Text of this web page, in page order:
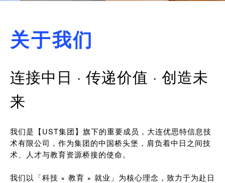
关于我们
连接中日 · 传递价值 · 创造未
来
我们是【UST集团】旗下的重要成员，大连优思特信息技
术有限公司，作为集团的中国桥头堡，肩负着中日之间技
术、人才与教育资源桥接的使命。
我们以「科技 × 教育 × 就业」为核心理念，致力于为赴日